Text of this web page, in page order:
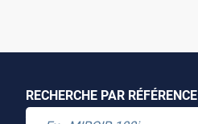
RECHERCHE PAR RÉFÉRENCE